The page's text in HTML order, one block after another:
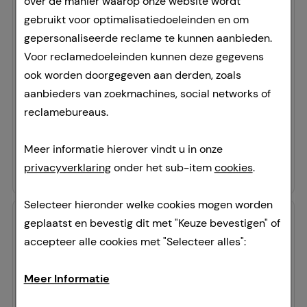
gebruikt voor optimalisatiedoeleinden en om
gepersonaliseerde reclame te kunnen aanbieden.
Voor reclamedoeleinden kunnen deze gegevens
ook worden doorgegeven aan derden, zoals
aanbieders van zoekmachines, social networks of
reclamebureaus.
Meer informatie hierover vindt u in onze
privacyverklaringonder het sub-itemcookies.
Selecteer hieronder welke cookies mogen worden
geplaatst en bevestig dit met "Keuze bevestigen" of
accepteer alle cookies met "Selecteer alles":
Meer Informatie
EMLA 25 mg/g + 25 mg/g Creme + 2
Tegaderm Pfl.
Aspen Germany GmbH
Room
12,07 €¹
2.414,00 €per 1 kg